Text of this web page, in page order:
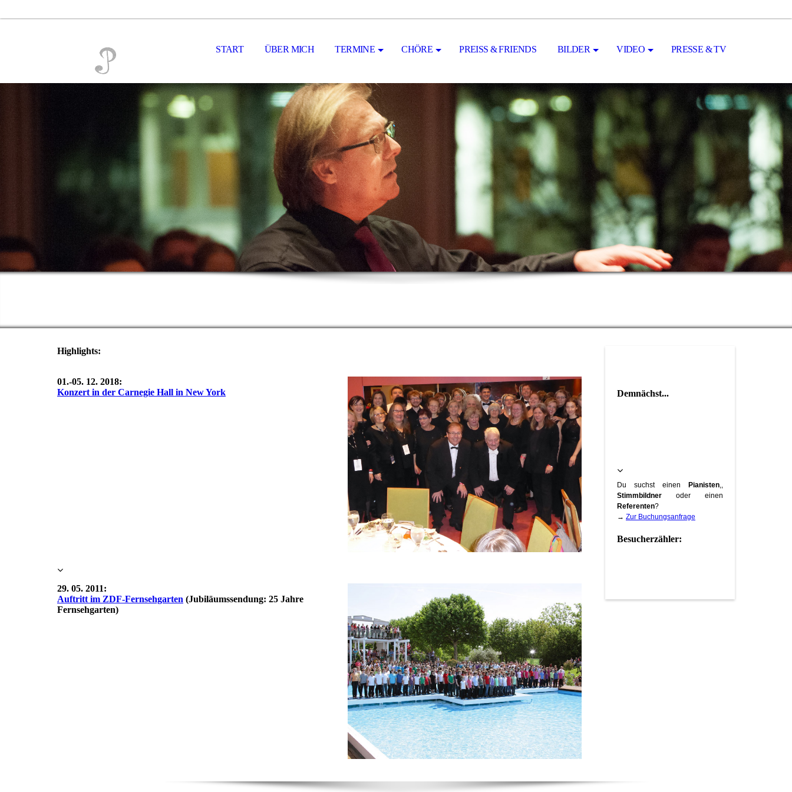
START ÜBER MICH TERMINE CHÖRE PREISS & FRIENDS BILDER VIDEO PRESSE & TV
Highlights:
01.-05. 12. 2018:
Konzert in der Carnegie Hall in New York
29. 05. 2011:
Auftritt im ZDF-Fernsehgarten (Jubiläumssendung: 25 Jahre
Fernsehgarten)
Demnächst...
Du suchst einen Pianisten,,
Stimmbildner oder einen
Referenten?
→ Zur Buchungsanfrage
Besucherzähler: